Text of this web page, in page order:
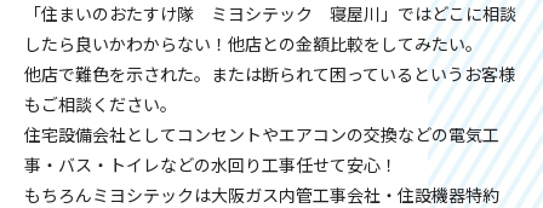
「住まいのおたすけ隊 ミヨシテック 寝屋川」ではどこに相談
したら良いかわからない！他店との金額比較をしてみたい。
他店で難色を示された。または断られて困っているというお客様
もご相談ください。
住宅設備会社としてコンセントやエアコンの交換などの電気工
事・バス・トイレなどの水回り工事任せて安心！
もちろんミヨシテックは大阪ガス内管工事会社・住設機器特約